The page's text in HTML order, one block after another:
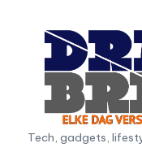
D
Tech, gadgets,